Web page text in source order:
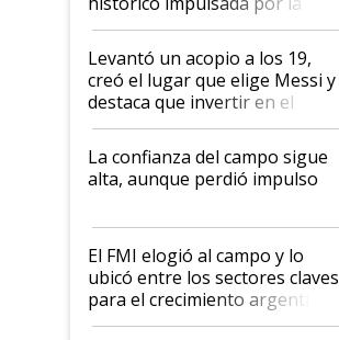
cosecha y las exportaciones
Levantó un acopio a los 19,
creó el lugar que elige Messi y
destaca que invertir en el
kirchnerismo era como "darle
plata a un hijo para droga":
Juan Félix Rossetti, el libertario
que de una dura crisis salió
de Milei
La confianza del campo sigue
alta, aunque perdió impulso
El FMI elogió al campo y lo
ubicó entre los sectores claves
para el crecimiento argentino